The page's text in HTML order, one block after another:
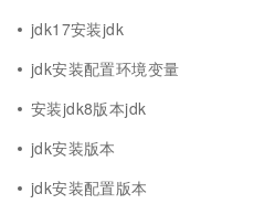
jdk17安装jdk
jdk安装配置环境变量
安装jdk8版本jdk
jdk安装版本
jdk安装配置版本